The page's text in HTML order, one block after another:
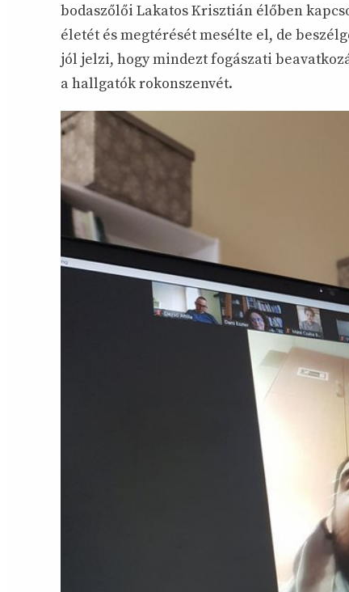
bodaszőlői Lakatos Krisztián élőben
életét és megtérését mesélte el, de
jól jelzi, hogy mindezt fogászati
a hallgatók rokonszenvét.